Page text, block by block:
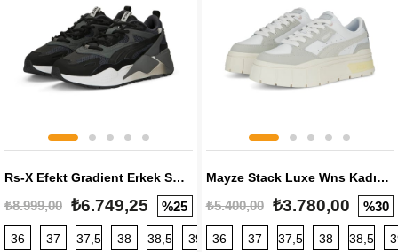
Rs-X Efekt Gradient Erkek Sneaker
₺8.999,00 ₺6.749,25 %25
36 37 37,5 38 38,5 39 40 40,5 41 42 42,5
Mayze Stack Luxe Wns Kadın Sneaker
₺5.400,00 ₺3.780,00 %30
36 37 37,5 38 38,5